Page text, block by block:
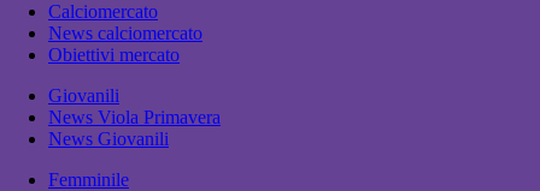
Calciomercato
News calciomercato
Obiettivi mercato
Giovanili
News Viola Primavera
News Giovanili
Femminile